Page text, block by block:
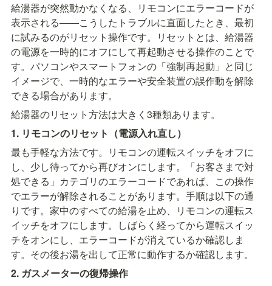
給湯器が突然動かなくなる、リモコンにエラーコードが
表示される――こうしたトラブルに直面したとき、最初
に試みるのがリセット操作です。リセットとは、給湯器
の電源を一時的にオフにして再起動させる操作のことで
す。パソコンやスマートフォンの「強制再起動」と同じ
イメージで、一時的なエラーや安全装置の誤作動を解除
できる場合があります。
給湯器のリセット方法は大きく3種類あります。
1. リモコンのリセット（電源入れ直し）
最も手軽な方法です。リモコンの運転スイッチをオフに
し、少し待ってから再びオンにします。「お客さまで対
処できる」カテゴリのエラーコードであれば、この操作
でエラーが解除されることがあります。手順は以下の通
りです。家中のすべての給湯を止め、リモコンの運転ス
イッチをオフにします。しばらく経ってから運転スイッ
チをオンにし、エラーコードが消えているか確認しま
す。その後お湯を出して正常に動作するか確認します。
2. ガスメーターの復帰操作